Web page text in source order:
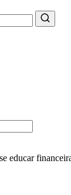
educar